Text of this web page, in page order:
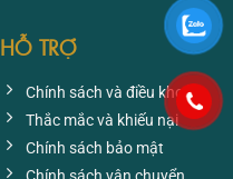
HỖ TRỢ
Chính sách và điều khoản
Thắc mắc và khiếu nại
Chính sách bảo mật
Chính sách vận chuyển